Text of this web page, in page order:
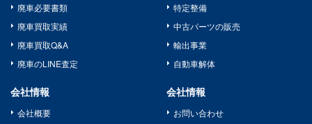
廃車必要書類
廃車買取実績
廃車買取Q&A
廃車のLINE査定
特定整備
中古パーツの販売
輸出事業
自動車解体
会社情報
会社概要
会社情報
お問い合わせ